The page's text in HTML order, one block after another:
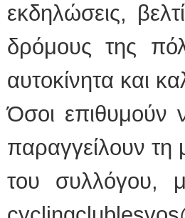
εκδηλώσεις,
δρόμους της
αυτοκίνητα και
Όσοι επιθυμούν
παραγγείλουν τη
του συλλόγου,